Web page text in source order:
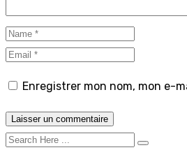
Enregistrer mon nom, mon e-